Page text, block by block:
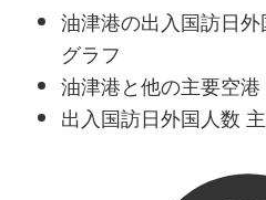
油津港の出入国訪日
グラフ
油津港と他の主要空
出入国訪日外国人数